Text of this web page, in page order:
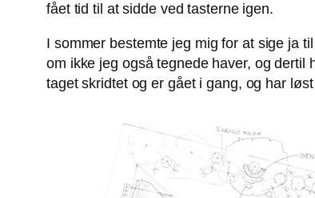
fået tid til at sidde ved tasterne igen.
I sommer bestemte jeg mig for at sige ja
om ikke jeg også tegnede haver, og dertil
taget skridtet og er gået i gang, og har